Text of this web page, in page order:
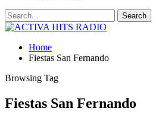
Home
Fiestas San Fernando
Browsing Tag
Fiestas San Fernando